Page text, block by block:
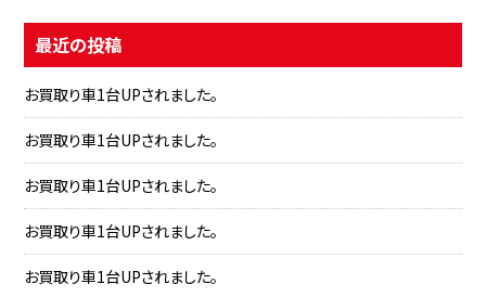
最近の投稿
お買取り車1台UPされました。
お買取り車1台UPされました。
お買取り車1台UPされました。
お買取り車1台UPされました。
お買取り車1台UPされました。